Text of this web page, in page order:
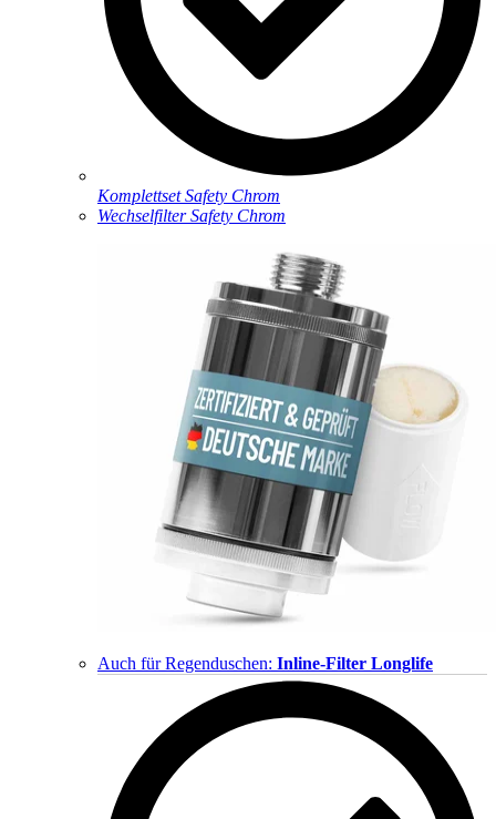
Komplettset Safety Chrom
Wechselfilter Safety Chrom
Auch für Regenduschen: Inline-Filter Longlife